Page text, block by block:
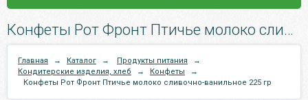
Конфеты Рот Фронт Птичье молоко сливочно-ванильное 225 гр.
Главная → Каталог → Продукты питания
→
Кондитерские изделия, хлеб
→ Конфеты
→
Конфеты Рот Фронт Птичье молоко сливочно-ванильное 225 гр